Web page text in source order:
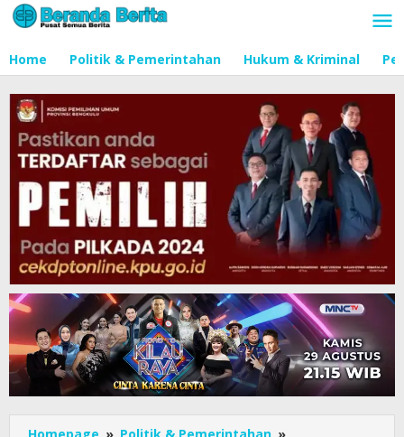
Lewati
ke
Home Politik & Pemerintahan Hukum & Kriminal